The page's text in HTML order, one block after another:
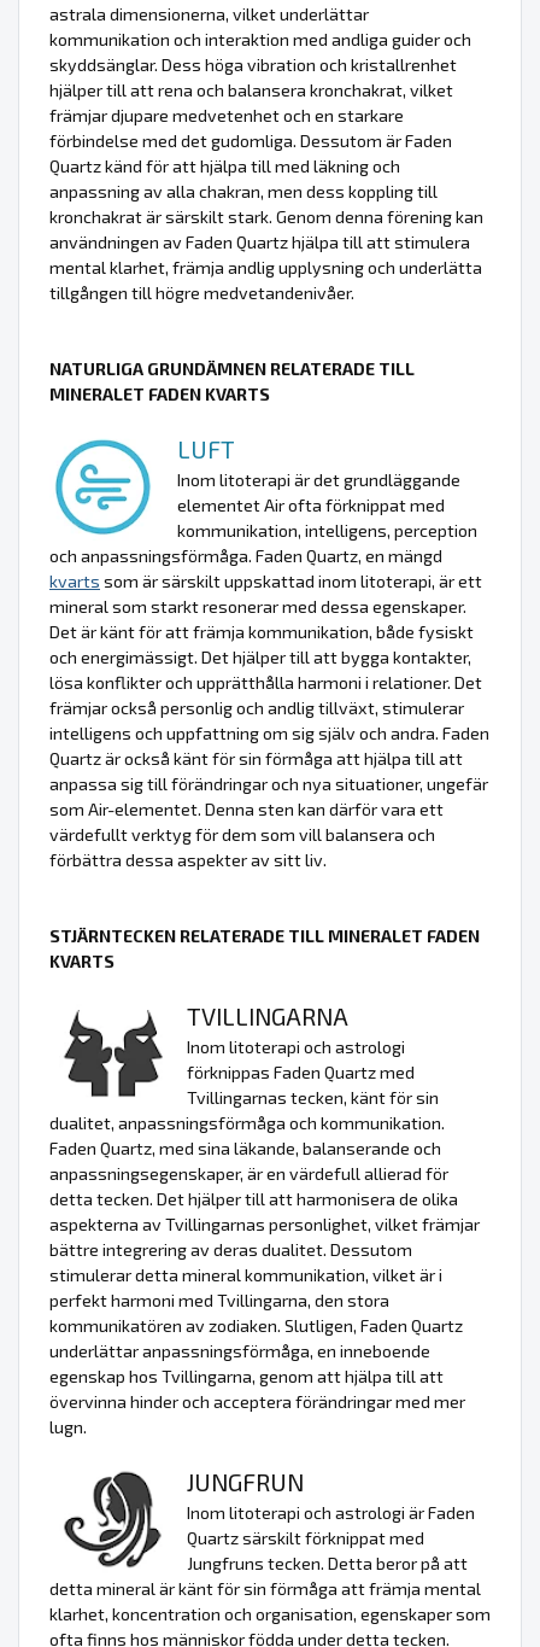
astrala dimensionerna, vilket underlättar
kommunikation och interaktion med andliga guider och
skyddsänglar. Dess höga vibration och kristallrenhet
hjälper till att rena och balansera kronchakrat, vilket
främjar djupare medvetenhet och en starkare
förbindelse med det gudomliga. Dessutom är Faden
Quartz känd för att hjälpa till med läkning och
anpassning av alla chakran, men dess koppling till
kronchakrat är särskilt stark. Genom denna förening kan
användningen av Faden Quartz hjälpa till att stimulera
mental klarhet, främja andlig upplysning och underlätta
tillgången till högre medvetandenivåer.
NATURLIGA GRUNDÄMNEN RELATERADE TILL
MINERALET FADEN KVARTS
LUFT
Inom litoterapi är det grundläggande
elementet Air ofta förknippat med
kommunikation, intelligens, perception
och anpassningsförmåga. Faden Quartz, en mängd
kvarts som är särskilt uppskattad inom litoterapi, är ett
mineral som starkt resonerar med dessa egenskaper.
Det är känt för att främja kommunikation, både fysiskt
och energimässigt. Det hjälper till att bygga kontakter,
lösa konflikter och upprätthålla harmoni i relationer. Det
främjar också personlig och andlig tillväxt, stimulerar
intelligens och uppfattning om sig själv och andra. Faden
Quartz är också känt för sin förmåga att hjälpa till att
anpassa sig till förändringar och nya situationer, ungefär
som Air-elementet. Denna sten kan därför vara ett
värdefullt verktyg för dem som vill balansera och
förbättra dessa aspekter av sitt liv.
STJÄRNTECKEN RELATERADE TILL MINERALET FADEN
KVARTS
TVILLINGARNA
Inom litoterapi och astrologi
förknippas Faden Quartz med
Tvillingarnas tecken, känt för sin
dualitet, anpassningsförmåga och kommunikation.
Faden Quartz, med sina läkande, balanserande och
anpassningsegenskaper, är en värdefull allierad för
detta tecken. Det hjälper till att harmonisera de olika
aspekterna av Tvillingarnas personlighet, vilket främjar
bättre integrering av deras dualitet. Dessutom
stimulerar detta mineral kommunikation, vilket är i
perfekt harmoni med Tvillingarna, den stora
kommunikatören av zodiaken. Slutligen, Faden Quartz
underlättar anpassningsförmåga, en inneboende
egenskap hos Tvillingarna, genom att hjälpa till att
övervinna hinder och acceptera förändringar med mer
lugn.
JUNGFRUN
Inom litoterapi och astrologi är Faden
Quartz särskilt förknippat med
Jungfruns tecken. Detta beror på att
detta mineral är känt för sin förmåga att främja mental
klarhet, koncentration och organisation, egenskaper som
ofta finns hos människor födda under detta tecken.